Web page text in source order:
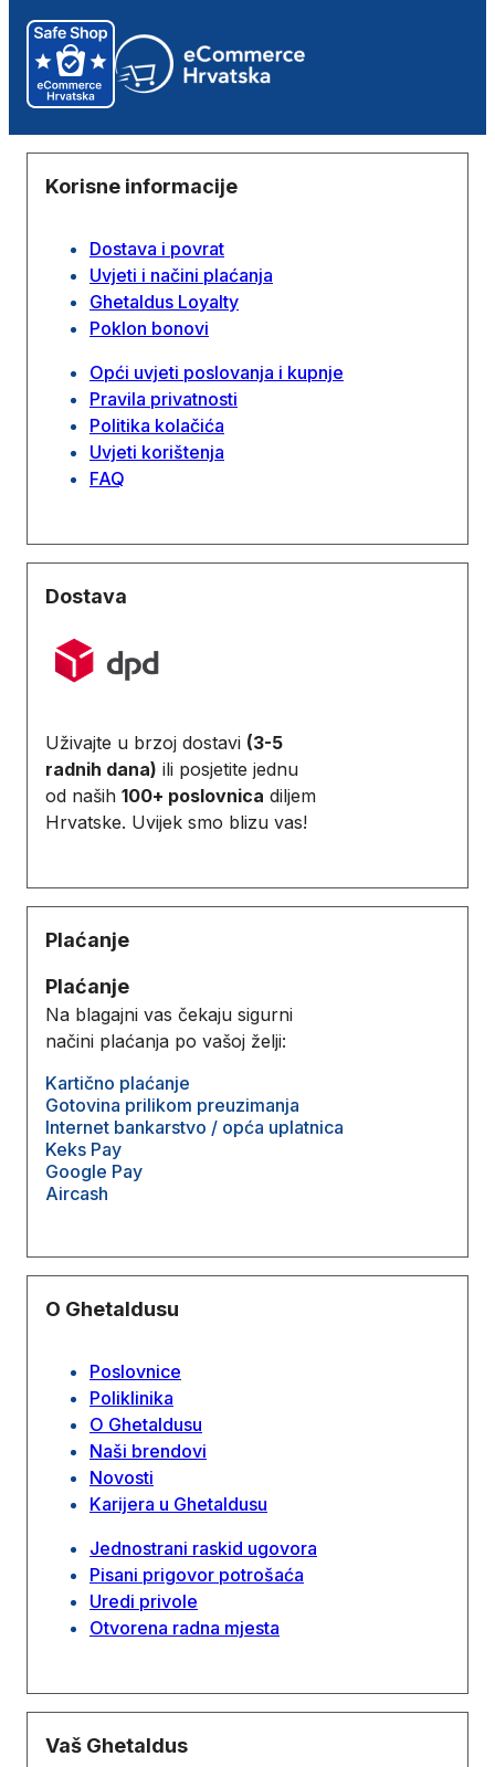
Korisne informacije
Dostava i povrat
Uvjeti i načini plaćanja
Ghetaldus Loyalty
Poklon bonovi
Opći uvjeti poslovanja i kupnje
Pravila privatnosti
Politika kolačića
Uvjeti korištenja
FAQ
Dostava
Uživajte u brzoj dostavi (3-5
radnih dana) ili posjetite jednu
od naših 100+ poslovnica diljem
Hrvatske. Uvijek smo blizu vas!
Plaćanje
Plaćanje
Na blagajni vas čekaju sigurni
načini plaćanja po vašoj želji:
Kartično plaćanje
Gotovina prilikom preuzimanja
Internet bankarstvo / opća uplatnica
Keks Pay
Google Pay
Aircash
O Ghetaldusu
Poslovnice
Poliklinika
O Ghetaldusu
Naši brendovi
Novosti
Karijera u Ghetaldusu
Jednostrani raskid ugovora
Pisani prigovor potrošaća
Uredi privole
Otvorena radna mjesta
Vaš Ghetaldus